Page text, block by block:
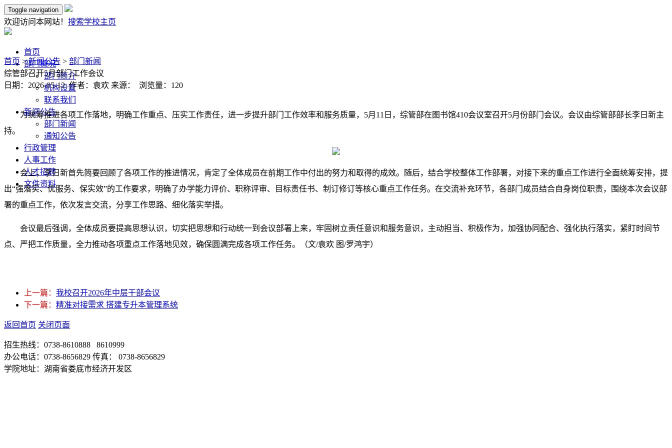
Toggle navigation
欢迎访问本网站！ 搜索学校主页
首页
部门概况
部门简介
机构设置
联系我们
新闻公告
部门新闻
通知公告
行政管理
人事工作
人才招聘
文件资料
首页 >新闻公告 > 部门新闻
综管部召开5月部门工作会议
日期：2026-05-12 作者：袁欢 来源： 浏览量： 120
为统筹推进各项工作落地，明确工作重点、压实工作责任，进一步提升部门工作效率和服务质量，5月11日，综管部在图书馆410会议室召开5月份部门会议。会议由综管部部长李日新主
持。
会上，李日新首先简要回顾了各项工作的推进情况，肯定了全体成员在前期工作中付出的努力和取得的成效。随后，结合学校整体工作部署，对接下来的重点工作进行全面统筹安排，提
出“强落实、优服务、保实效”的工作要求，明确了办学能力评价、职称评审、目标责任书、制订修订等核心重点工作任务。在交流补充环节，各部门成员结合自身岗位职责，围绕本次会议部
署的重点工作，依次发言交流，分享工作思路、细化落实举措。
会议最后强调，全体成员要提高思想认识，切实把思想和行动统一到会议部署上来，牢固树立责任意识和服务意识，主动担当、积极作为，加强协同配合、强化执行落实，紧盯时间节
点、严把工作质量，全力推动各项重点工作落地见效，确保圆满完成各项工作任务。（文/袁欢 图/罗鸿宇）
上一篇： 我校召开2026年中层干部会议
下一篇： 精准对接需求 搭建专升本管理系统
返回首页 关闭页面
招生热线：0738-8610888 8610999
办公电话：0738-8656829 传真： 0738-8656829
学院地址：湖南省娄底市经济开发区